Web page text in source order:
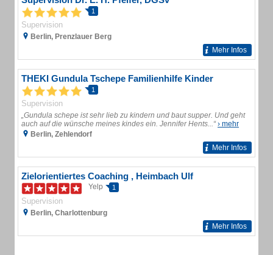
1
Supervision
Berlin, Prenzlauer Berg
Mehr Infos
THEKI Gundula Tschepe Familienhilfe Kinder
1
Supervision
„Gundula schepe ist sehr lieb zu kindern und baut supper. Und geht
auch auf die wünsche meines kindes ein. Jennifer Hents...“› mehr
Berlin, Zehlendorf
Mehr Infos
Zielorientiertes Coaching , Heimbach Ulf
Yelp 1
Supervision
Berlin, Charlottenburg
Mehr Infos